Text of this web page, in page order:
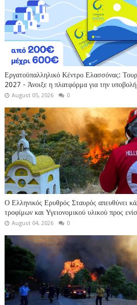
Εργατοϋπαλληλικό Κέντρο Ελασσόνας:
2027 - Άνοιξε η πλατφόρμα για την
August 05, 2026 0
Ο Ελληνικός Ερυθρός Σταυρός απευθύνει
τροφίμων και Υγειονομικού υλικού προς
August 04, 2026 0